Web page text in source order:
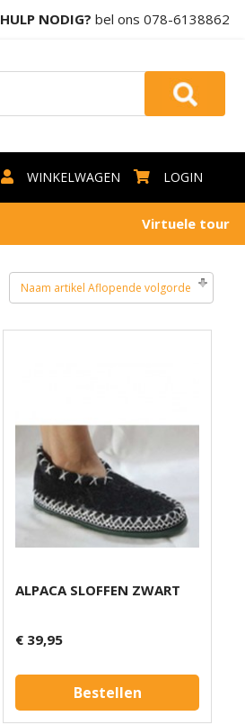
HULP NODIG? bel ons 078-6138862
LOGIN
WINKELWAGEN
Virtuele tour
Naam artikel Aflopende volgorde
ALPACA SLOFFEN ZWART
€ 39,95
Bestellen